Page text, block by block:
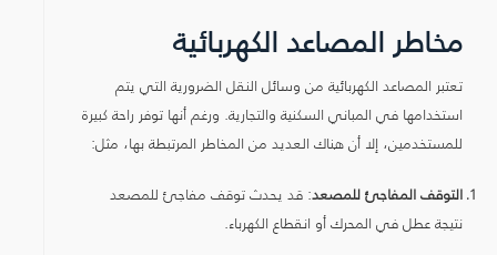
مخاطر المصاعد الكهربائية
تعتبر المصاعد الكهربائية من وسائل النقل الضرورية التي يتم
استخدامها في المباني السكنية والتجارية. ورغم أنها توفر راحة كبيرة
للمستخدمين، إلا أن هناك العديد من المخاطر المرتبطة بها، مثل:
التوقف المفاجئ للمصعد: قد يحدث توقف مفاجئ للمصعد
نتيجة عطل في المحرك أو انقطاع الكهرباء.